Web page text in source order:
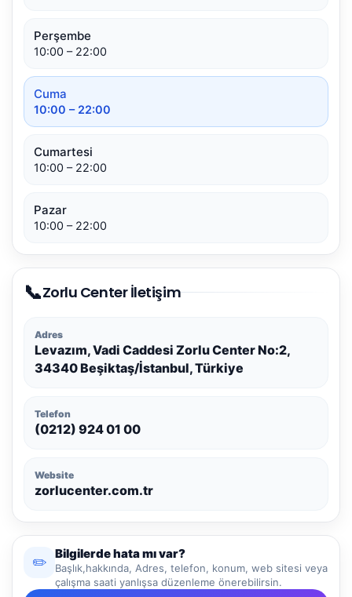
Perşembe
10:00 – 22:00
Cuma
10:00 – 22:00
Cumartesi
10:00 – 22:00
Pazar
10:00 – 22:00
📞Zorlu Center İletişim
Adres
Levazım, Vadi Caddesi Zorlu Center No:2,
34340 Beşiktaş/İstanbul, Türkiye
Telefon
(0212) 924 01 00
Website
zorlucenter.com.tr
✏️
Bilgilerde hata mı var?
Başlık,hakkında, Adres, telefon, konum, web sitesi veya
çalışma saati yanlışsa düzenleme önerebilirsin.